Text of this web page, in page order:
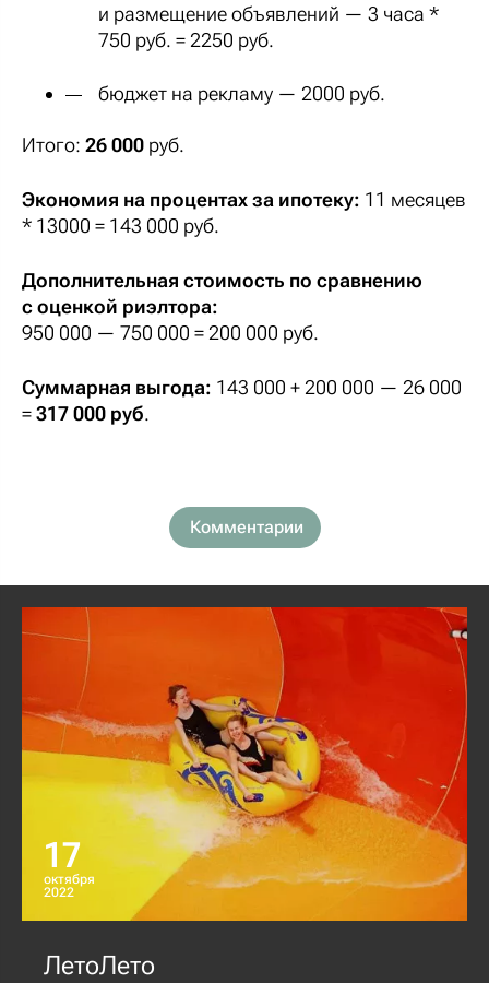
и размещение объявлений — 3 часа *
750 руб. = 2250 руб.
бюджет на рекламу — 2000 руб.
Итого: 26 000 руб.
Экономия на процентах за ипотеку: 11 месяцев
* 13000 = 143 000 руб.
Дополнительная стоимость по сравнению
с оценкой риэлтора:
950 000 — 750 000 = 200 000 руб.
Суммарная выгода: 143 000 + 200 000 — 26 000
=317 000 руб.
Комментарии
17
октября
2022
ЛетоЛето